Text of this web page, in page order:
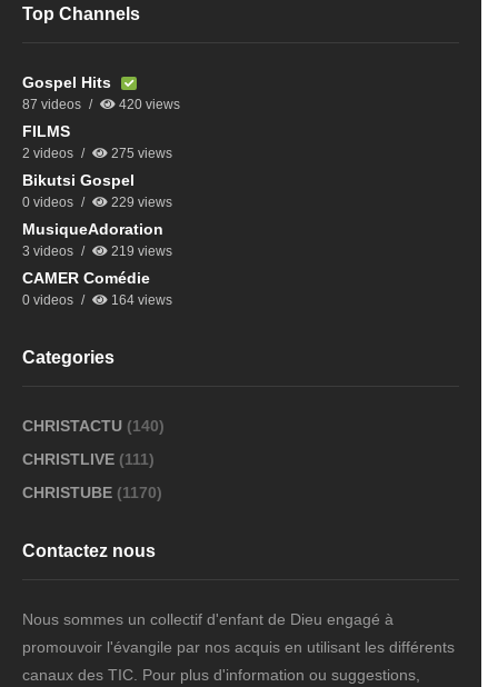
Top Channels
Gospel Hits
87 videos 420 views
FILMS
2 videos 275 views
Bikutsi Gospel
0 videos 229 views
MusiqueAdoration
3 videos 219 views
CAMER Comédie
0 videos 164 views
Categories
CHRISTACTU (140)
CHRISTLIVE (111)
CHRISTUBE (1170)
Contactez nous
Nous sommes un collectif d'enfant de Dieu engagé à
promouvoir l'évangile par nos acquis en utilisant les différents
canaux des TIC. Pour plus d'information ou suggestions,